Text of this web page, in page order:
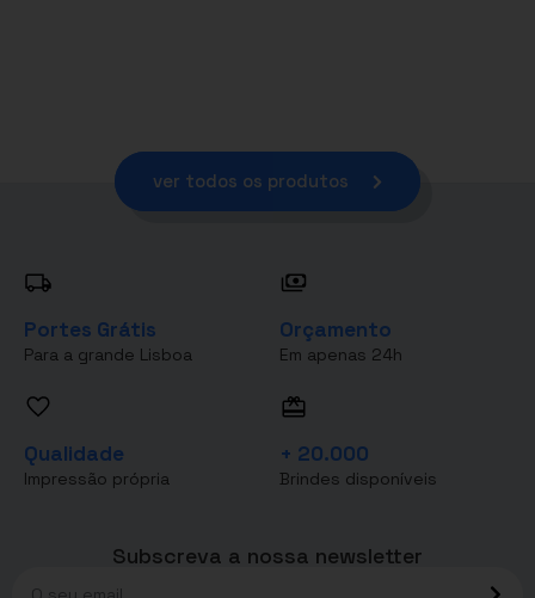
ver todos os produtos
Portes Grátis
Para a grande Lisboa
Orçamento
Em apenas 24h
Qualidade
Impressão própria
+ 20.000
Brindes disponíveis
Subscreva a nossa newsletter